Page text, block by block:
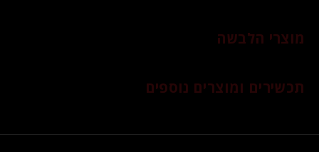
מוצרי הלבשה
תכשירים ומוצרים נוספים